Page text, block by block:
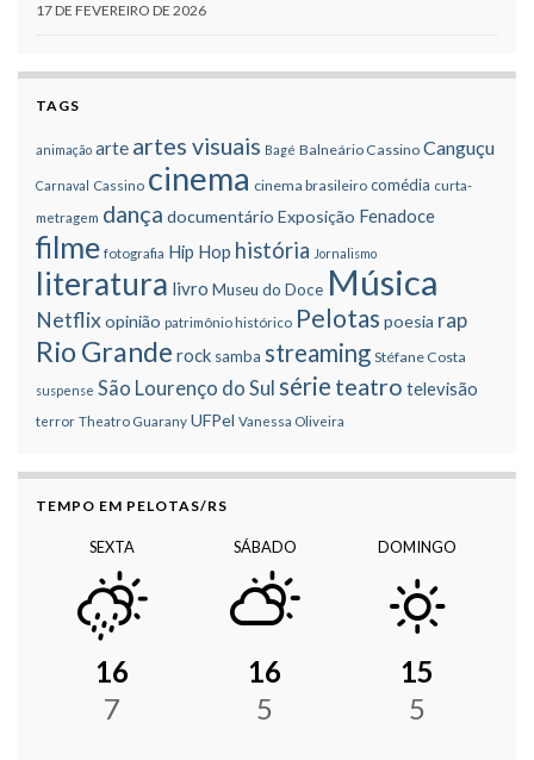
17 DE FEVEREIRO DE 2026
TAGS
animação arte artes visuais Bagé Balneário Cassino Canguçu
Carnaval Cassino cinema cinema brasileiro comédia curta-
metragem dança documentário Exposição Fenadoce
filme fotografia Hip Hop história Jornalismo
literatura livro Museu do Doce Música
Netflixopinião patrimônio histórico Pelotas poesia rap
Rio Grande rock samba streaming Stéfane Costa
suspense São Lourenço do Sul série teatro televisão
terror Theatro Guarany UFPel Vanessa Oliveira
TEMPO EM PELOTAS/RS
SEXTA
16
7
SÁBADO
16
5
DOMINGO
15
5